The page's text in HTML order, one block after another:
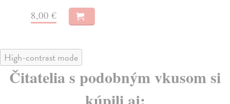
8,00 €
High-contrast mode
Čitatelia s podobným vkusom si